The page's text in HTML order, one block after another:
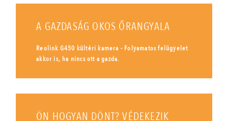
A GAZDASÁG OKOS ŐRANGYALA
Reolink G450 kültéri kamera - Folyamatos felügyelet
akkor is, ha nincs ott a gazda.
ÖN HOGYAN DÖNT? VÉDEKEZIK